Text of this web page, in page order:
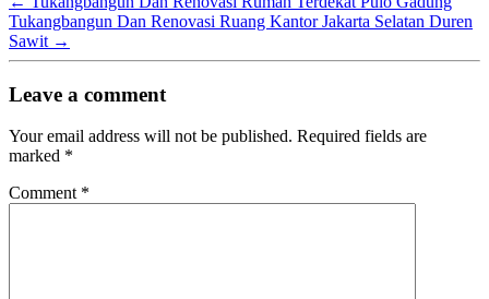
Tukangbangun Dan Renovasi Ruang Kantor Jakarta Selatan Duren
Sawit →
Leave a comment
Your email address will not be published. Required fields are
marked *
Comment *